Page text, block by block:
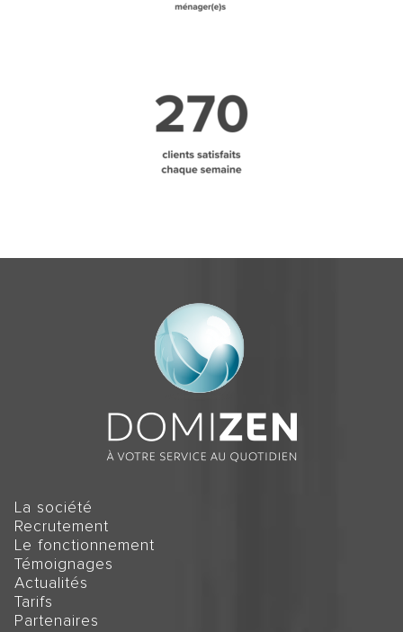
La société
Recrutement
Le fonctionnement
Témoignages
Actualités
Tarifs
Partenaires